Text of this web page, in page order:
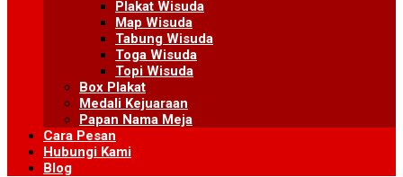
Plakat Wisuda
Map Wisuda
Tabung Wisuda
Toga Wisuda
Topi Wisuda
Box Plakat
Medali Kejuaraan
Papan Nama Meja
Cara Pesan
Hubungi Kami
Blog